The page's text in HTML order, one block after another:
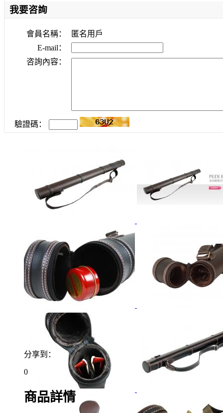
我要咨詢
會員名稱：
匿名用戶
E-mail：
咨詢內容：
驗證碼：
分享到：
0
商品詳情